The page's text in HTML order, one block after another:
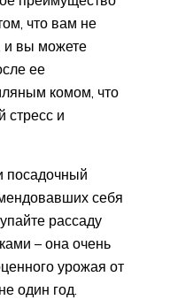
что вам не
и вы можете
ее
комом, что
стресс и
посадочный
себя
рассаду
– она очень
урожая от
один год.